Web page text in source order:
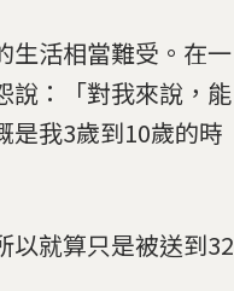
生活相當難受。在一
說：「對我來說，能
是我3歲到10歲的時
以就算只是被送到32